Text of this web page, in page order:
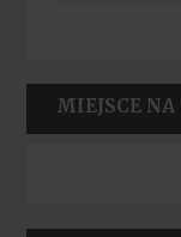
MIEJSCE